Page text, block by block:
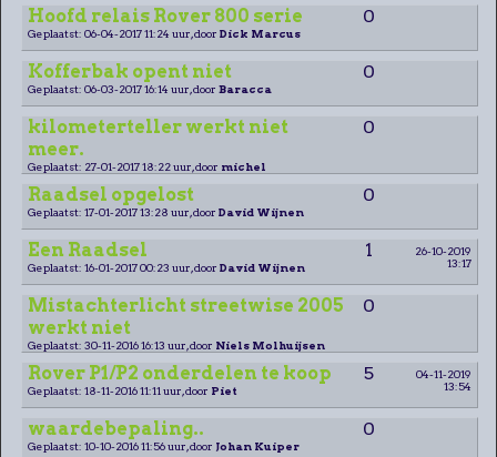
Hoofd relais Rover 800 serie 0
Geplaatst: 06-04-2017 11:24 uur, door Dick Marcus
Kofferbak opent niet 0
Geplaatst: 06-03-2017 16:14 uur, door Baracca
kilometerteller werkt niet
meer.
0
Geplaatst: 27-01-2017 18:22 uur, door michel
Raadsel opgelost 0
Geplaatst: 17-01-2017 13:28 uur, door David Wijnen
Een Raadsel 1
26-10-2019
13:17
Geplaatst: 16-01-2017 00:23 uur, door David Wijnen
Mistachterlicht streetwise 2005
werkt niet
0
Geplaatst: 30-11-2016 16:13 uur, door Niels Molhuijsen
Rover P1/P2 onderdelen te koop 5
04-11-2019
13:54
Geplaatst: 18-11-2016 11:11 uur, door Piet
waardebepaling.. 0
Geplaatst: 10-10-2016 11:56 uur, door Johan Kuiper